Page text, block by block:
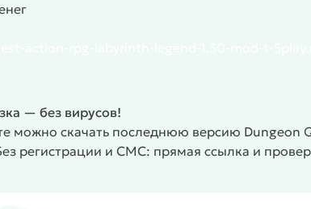
— без вирусов!
можно скачать последнюю версию Dungeon
регистрации и СМС: прямая ссылка и